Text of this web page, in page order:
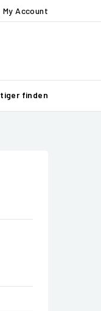
My Account
finden